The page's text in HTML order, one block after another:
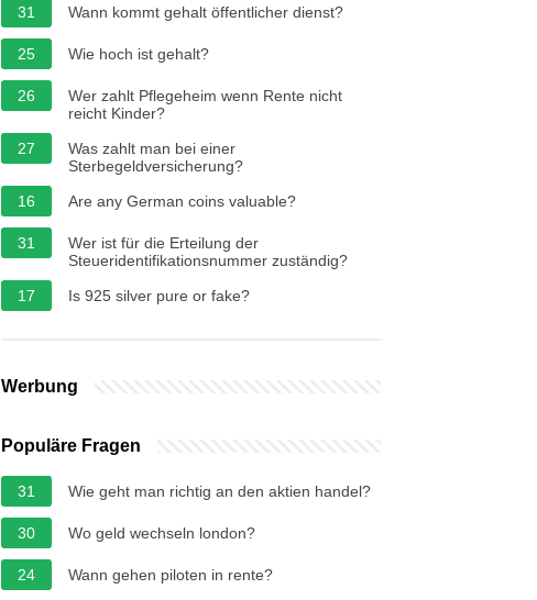
31
Wann kommt gehalt öffentlicher dienst?
25 Wie hoch ist gehalt?
26
Wer zahlt Pflegeheim wenn Rente nicht
reicht Kinder?
27
Was zahlt man bei einer
Sterbegeldversicherung?
16
Are any German coins valuable?
31
Wer ist für die Erteilung der
Steueridentifikationsnummer zuständig?
17
Is 925 silver pure or fake?
Werbung
Populäre Fragen
31 Wie geht man richtig an den aktien handel?
30 Wo geld wechseln london?
24 Wann gehen piloten in rente?